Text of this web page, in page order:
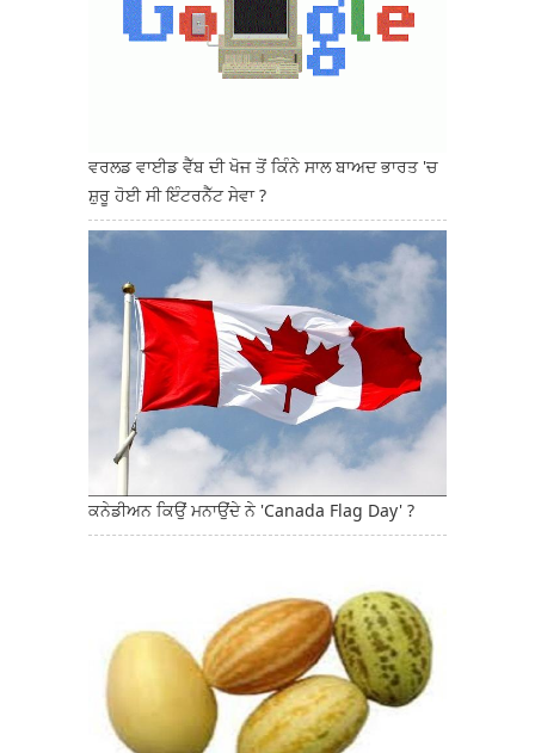
ਵਰਲਡ ਵਾਈਡ ਵੈੱਬ ਦੀ ਖੋਜ ਤੋਂ ਕਿੰਨੇ ਸਾਲ ਬਾਅਦ ਭਾਰਤ 'ਚ
ਸ਼ੁਰੂ ਹੋਈ ਸੀ ਇੰਟਰਨੈੱਟ ਸੇਵਾ ?
ਕਨੇਡੀਅਨ ਕਿਉਂ ਮਨਾਉਂਦੇ ਨੇ 'Canada Flag Day' ?